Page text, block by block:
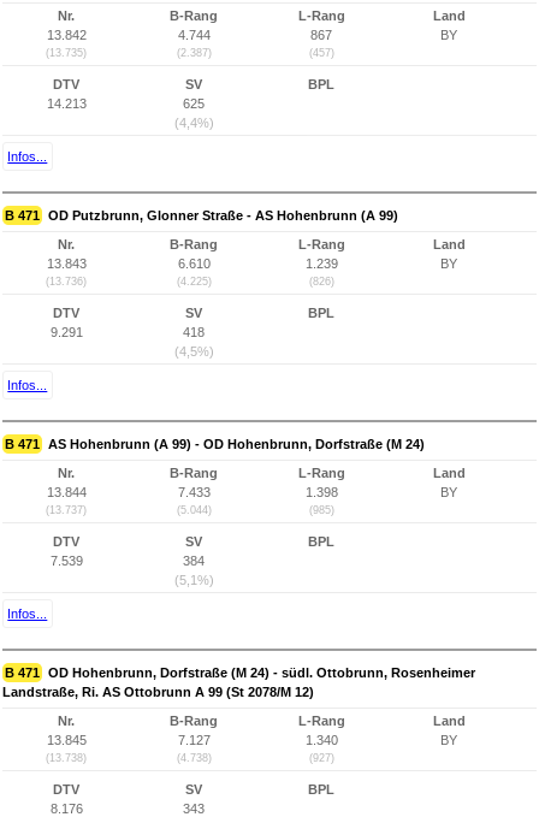
Nr.
13.842
(13.735)
B-Rang
4.744
(2.387)
L-Rang
867
(457)
Land
BY
DTV
14.213
SV
625
(4,4%)
BPL
Infos...
B 471 OD Putzbrunn, Glonner Straße - AS Hohenbrunn (A 99)
Nr.
13.843
(13.736)
B-Rang
6.610
(4.225)
L-Rang
1.239
(826)
Land
BY
DTV
9.291
SV
418
(4,5%)
BPL
Infos...
B 471 AS Hohenbrunn (A 99) - OD Hohenbrunn, Dorfstraße (M 24)
Nr.
13.844
(13.737)
B-Rang
7.433
(5.044)
L-Rang
1.398
(985)
Land
BY
DTV
7.539
SV
384
(5,1%)
BPL
Infos...
B 471 OD Hohenbrunn, Dorfstraße (M 24) - südl. Ottobrunn, Rosenheimer
Landstraße, Ri. AS Ottobrunn A 99 (St 2078/M 12)
Nr.
13.845
(13.738)
B-Rang
7.127
(4.738)
L-Rang
1.340
(927)
Land
BY
DTV
8.176
SV
343
BPL